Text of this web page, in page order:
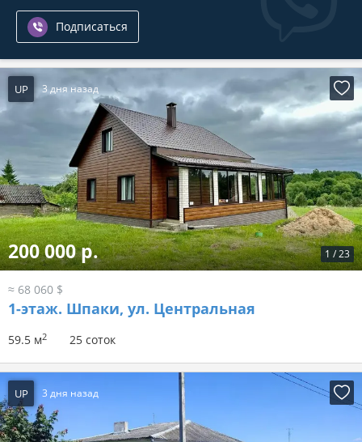
Подписаться
UP 3 дня назад
1 /23
200 000 р.
≈ 68 060 $
1-этаж. Шпаки, ул. Центральная
59.5 м2 25 соток
UP 3 дня назад